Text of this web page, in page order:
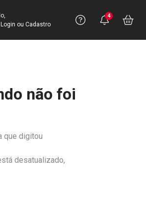
sua Conta
ou Cadastro
Precisa
Ver Recursos
Você
4
não foi
que digitou
desatualizado,